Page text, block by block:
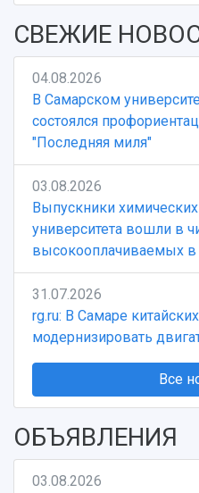
СВЕЖИЕ
04.08.2026
В Самарском
состоялся
"Последняя миля"
03.08.2026
Выпускники
университета вошли в
высокооплачиваемых в
31.07.2026
rg.ru: В Самаре
модернизировать
Все
ОБЪЯВЛЕНИЯ
03.08.2026